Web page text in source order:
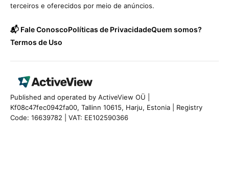
terceiros e oferecidos por meio de anúncios.
📬 Fale ConoscoPolíticas de PrivacidadeQuem somos?
Termos de Uso
Published and operated by ActiveView OÜ |
Kf08c47fec0942fa00, Tallinn 10615, Harju, Estonia | Registry
Code: 16639782 | VAT: EE102590366